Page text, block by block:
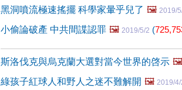
黑洞噴流極速搖擺 科學家暈乎兒了 🖼️ 2019/
小偷論破產 中共間諜認罪 🖼️ 2019/5/2 (
斯洛伐克與烏克蘭大選對當今世界的啓示 🖼️
綠孩子紅球人和野人之迷不難解開 🖼️ 2019/4/